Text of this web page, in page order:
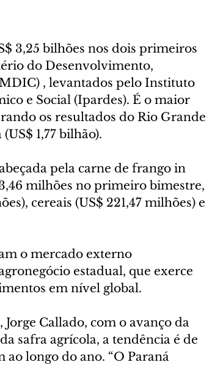
3,25 bilhões nos dois primeiros
do Desenvolvimento,
, levantados pelo Instituto
e Social (Ipardes). É o maior
os resultados do Rio Grande
1,77 bilhão).
pela carne de frango in
milhões no primeiro bimestre,
cereais (US$ 221,47 milhões) e
o mercado externo
estadual, que exerce
em nível global.
Callado, com o avanço da
safra agrícola, a tendência é de
ao longo do ano. “O Paraná